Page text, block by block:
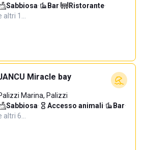
Sabbiosa· Bar· Ristorante·
altri 1…
Miracle bay
Marina, Palizzi
Sabbiosa· Accesso animali· Bar·
altri 6…